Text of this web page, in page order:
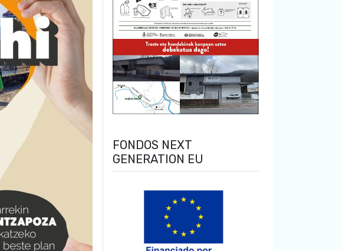
FONDOS NEXT
GENERATION EU